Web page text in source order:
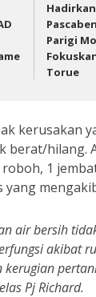
Parigi
Torue
kerusakan
berat/
1
air bersih
akibat
kerugian
Pj Richard.